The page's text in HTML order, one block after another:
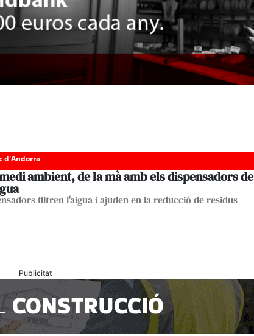
d'Andorra
ambient, de la mà amb els dispensadors de
filtren l'aigua i ajuden en la reducció de residus
Publicitat